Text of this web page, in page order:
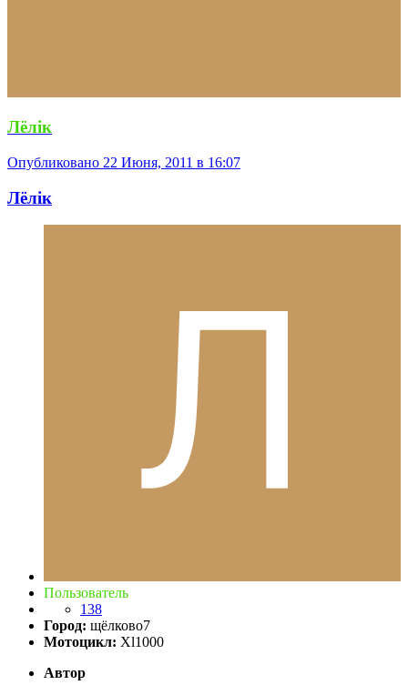
Лёлiк
Опубликовано 22 Июня, 2011 в 16:07
Лёлiк
Пользователь
138
Город: щёлково7
Мотоцикл: Xl1000
Автор